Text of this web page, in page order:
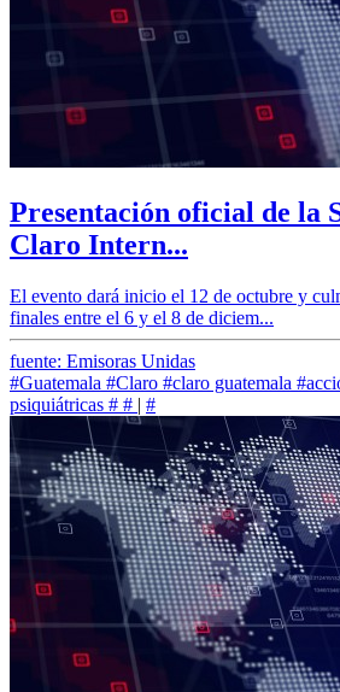
Presentación oficial de la
Claro Intern...
El evento dará inicio el 12 de octubre y
finales entre el 6 y el 8 de diciem...
fuente: Emisoras Unidas
#Guatemala #Claro #claro guatemala
psiquiátricas # # | #